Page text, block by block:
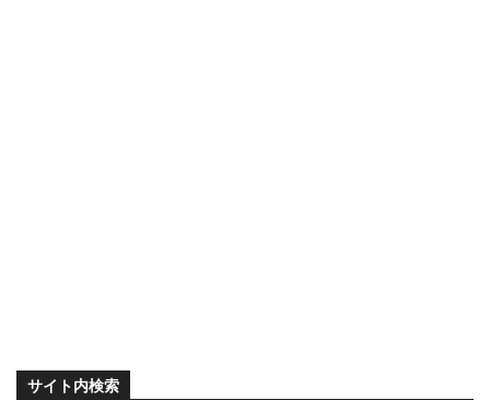
サイト内検索